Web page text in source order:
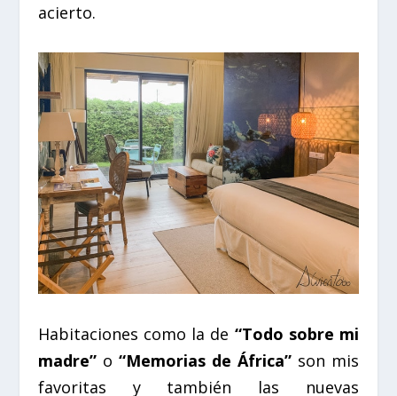
acierto.
Habitaciones como la de “Todo sobre mi
madre”o “Memorias de África” son mis
favoritas y también las nuevas